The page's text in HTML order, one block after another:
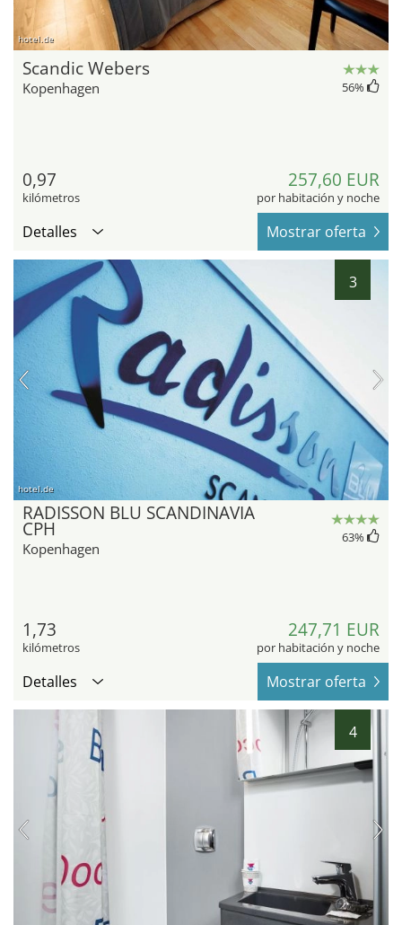
hotel.de
Scandic Webers
Kopenhagen 56%
0,97
kilómetros
257,60 EUR
por habitación y noche
Detalles Mostrar oferta
3
hotel.de
RADISSON BLU SCANDINAVIA
CPH
Kopenhagen
63%
1,73
kilómetros
247,71 EUR
por habitación y noche
Detalles Mostrar oferta
4